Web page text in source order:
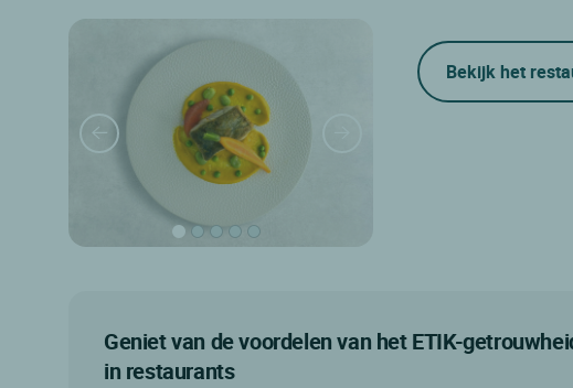
Bekijk het
Geniet van de voordelen van het ETIK-
in restaurants